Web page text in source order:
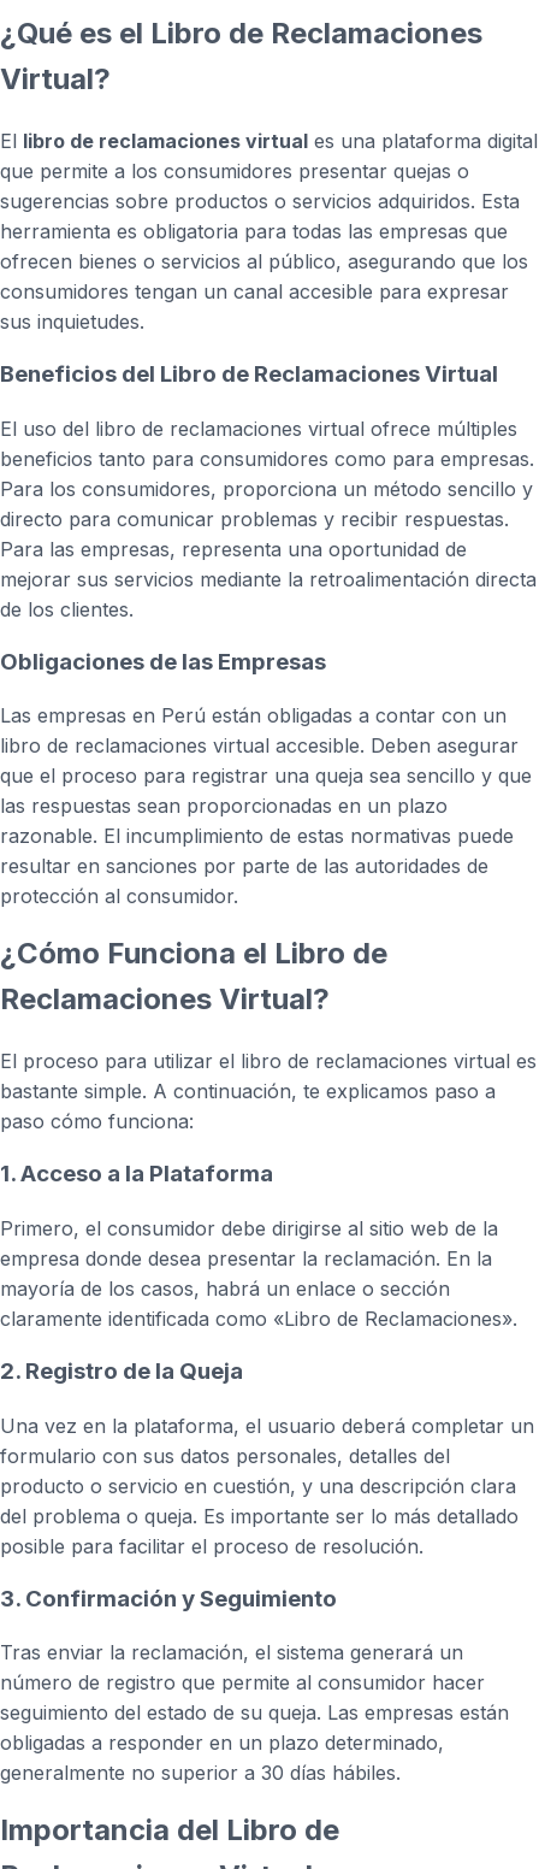
¿Qué es el Libro de Reclamaciones
Virtual?
El libro de reclamaciones virtual es una plataforma digital
que permite a los consumidores presentar quejas o
sugerencias sobre productos o servicios adquiridos. Esta
herramienta es obligatoria para todas las empresas que
ofrecen bienes o servicios al público, asegurando que los
consumidores tengan un canal accesible para expresar
sus inquietudes.
Beneficios del Libro de Reclamaciones Virtual
El uso del libro de reclamaciones virtual ofrece múltiples
beneficios tanto para consumidores como para empresas.
Para los consumidores, proporciona un método sencillo y
directo para comunicar problemas y recibir respuestas.
Para las empresas, representa una oportunidad de
mejorar sus servicios mediante la retroalimentación directa
de los clientes.
Obligaciones de las Empresas
Las empresas en Perú están obligadas a contar con un
libro de reclamaciones virtual accesible. Deben asegurar
que el proceso para registrar una queja sea sencillo y que
las respuestas sean proporcionadas en un plazo
razonable. El incumplimiento de estas normativas puede
resultar en sanciones por parte de las autoridades de
protección al consumidor.
¿Cómo Funciona el Libro de
Reclamaciones Virtual?
El proceso para utilizar el libro de reclamaciones virtual es
bastante simple. A continuación, te explicamos paso a
paso cómo funciona:
1. Acceso a la Plataforma
Primero, el consumidor debe dirigirse al sitio web de la
empresa donde desea presentar la reclamación. En la
mayoría de los casos, habrá un enlace o sección
claramente identificada como «Libro de Reclamaciones».
2. Registro de la Queja
Una vez en la plataforma, el usuario deberá completar un
formulario con sus datos personales, detalles del
producto o servicio en cuestión, y una descripción clara
del problema o queja. Es importante ser lo más detallado
posible para facilitar el proceso de resolución.
3. Confirmación y Seguimiento
Tras enviar la reclamación, el sistema generará un
número de registro que permite al consumidor hacer
seguimiento del estado de su queja. Las empresas están
obligadas a responder en un plazo determinado,
generalmente no superior a 30 días hábiles.
Importancia del Libro de